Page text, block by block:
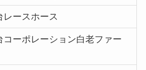
レースホース
コーポレーション白老ファー